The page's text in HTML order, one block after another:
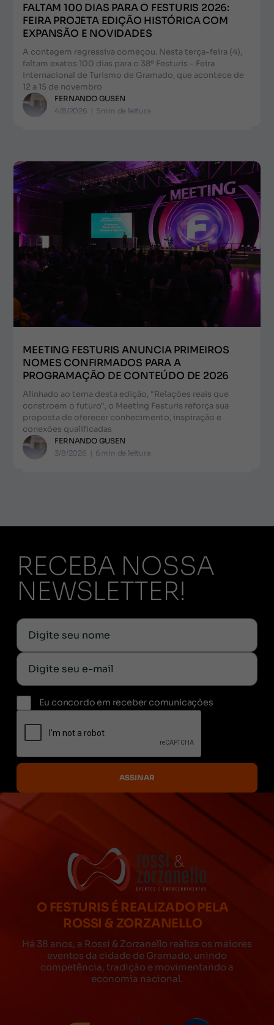
FALTAM 100 DIAS PARA O FESTURIS 2026:
FEIRA PROJETA EDIÇÃO HISTÓRICA COM
EXPANSÃO E NOVIDADES
A contagem regressiva começou. Nesta terça-feira (4),
faltam exatos 100 dias para o 38º Festuris – Feira
Internacional de Turismo de Gramado, que acontece de
12 a 15 de novembro
FERNANDO GUSEN
4/8/2026 | 5min de leitura
MEETING FESTURIS ANUNCIA PRIMEIROS
NOMES CONFIRMADOS PARA A
PROGRAMAÇÃO DE CONTEÚDO DE 2026
Alinhado ao tema desta edição, "Relações reais que
constroem o futuro", o Meeting Festuris reforça sua
proposta de oferecer conhecimento, inspiração e
conexões qualificadas
FERNANDO GUSEN
3/8/2026 | 6 min de leitura
RECEBA NOSSA
NEWSLETTER!
Eu concordo em receber comunicações
O FESTURIS É REALIZADO PELA
ROSSI & ZORZANELLO
Há 38 anos, a Rossi & Zorzanello realiza os maiores
eventos da cidade de Gramado, unindo
competência, tradição e movimentando a
economia nacional.